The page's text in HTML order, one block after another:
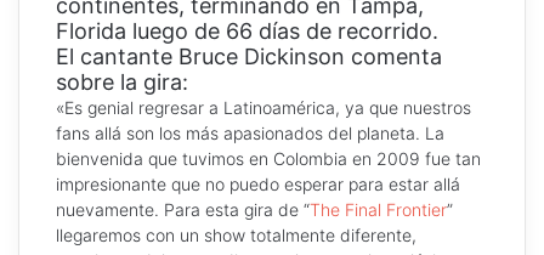
continentes, terminando en Tampa,
Florida luego de 66 días de recorrido.
El cantante Bruce Dickinson comenta
sobre la gira:
«Es genial regresar a Latinoamérica, ya que nuestros
fans allá son los más apasionados del planeta. La
bienvenida que tuvimos en Colombia en 2009 fue tan
impresionante que no puedo esperar para estar allá
nuevamente. Para esta gira de “The Final Frontier”
llegaremos con un show totalmente diferente,